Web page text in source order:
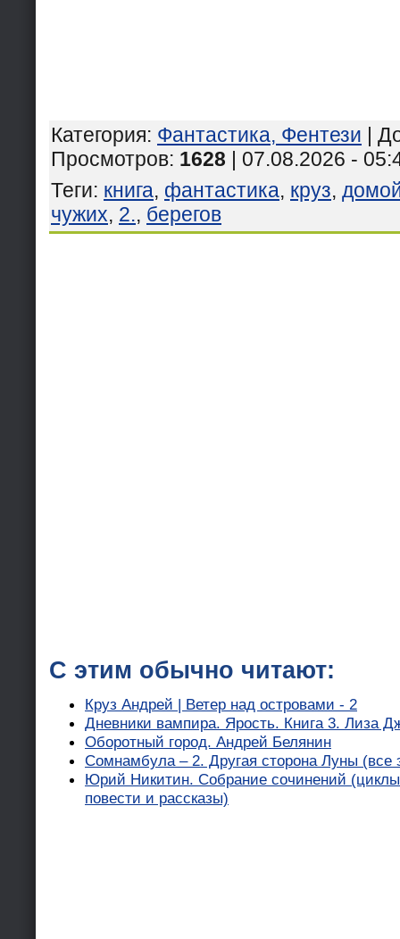
Категория: Фантастика, Фентези |
Просмотров: 1628 | 07.08.2026 -
Теги: книга, фантастика, круз,
чужих, 2., берегов
С этим обычно читают:
Круз Андрей | Ветер над островами - 2
Дневники вампира. Ярость. Книга 3. Лиза
Оборотный город. Андрей Белянин
Сомнамбула – 2. Другая сторона Луны (все
Юрий Никитин. Собрание сочинений
повести и рассказы)